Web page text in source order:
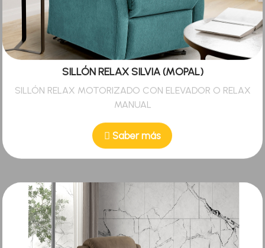
SILLÓN RELAX SILVIA (MOPAL)
SILLÓN RELAX MOTORIZADO CON ELEVADOR O RELAX
MANUAL
Saber más